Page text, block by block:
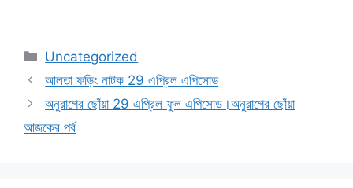
Categories
Uncategorized
আলতা ফড়িং নাটক 29 এপ্রিল এপিসোড
অনুরাগের ছোঁয়া 29 এপ্রিল ফুল এপিসোড।অনুরাগের ছোঁয়া
আজকের পর্ব